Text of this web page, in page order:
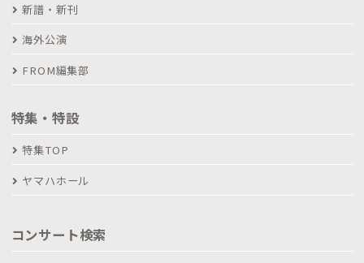
新譜・新刊
海外公演
FROM編集部
特集・特設
特集TOP
ヤマハホール
コンサート検索